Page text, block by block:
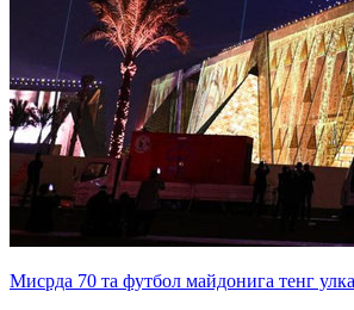
Мисрда 70 та футбол майдонига тенг